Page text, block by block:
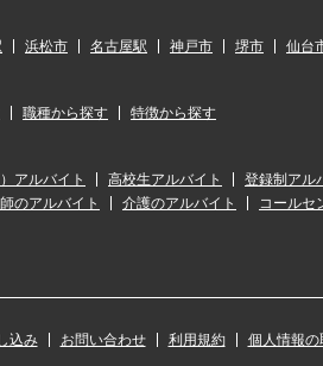
浜松市 名古屋駅 神戸市 堺市 仙台
職種から探す 特徴から探す
アルバイト 高校生アルバイト 登録制アル
のアルバイト 介護のアルバイト コールセ
込み お問い合わせ 利用規約 個人情報の